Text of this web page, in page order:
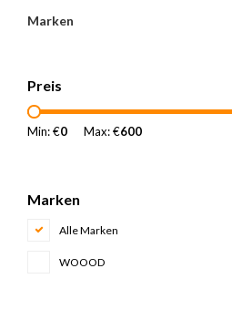
Marken
Preis
Min: €0 Max: €600
Marken
Alle Marken
WOOOD